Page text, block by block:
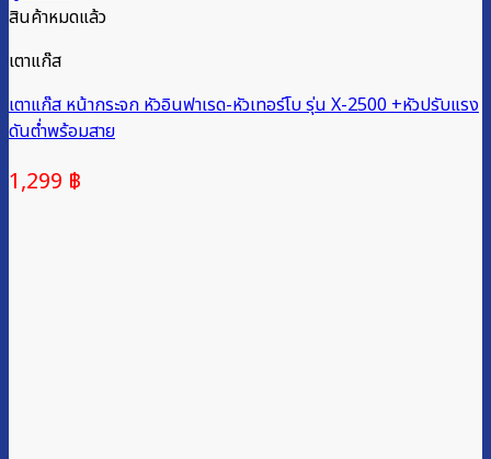
สินค้าหมดแล้ว
เตาแก๊ส
เตาแก๊ส หน้ากระจก หัวอินฟาเรด-หัวเทอร์โบ รุ่น X-2500 +หัวปรับแรง
ดันต่ำพร้อมสาย
1,299 ฿